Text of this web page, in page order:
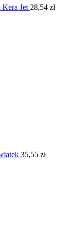
Kera Jet 28,54 zł
35,55 zł